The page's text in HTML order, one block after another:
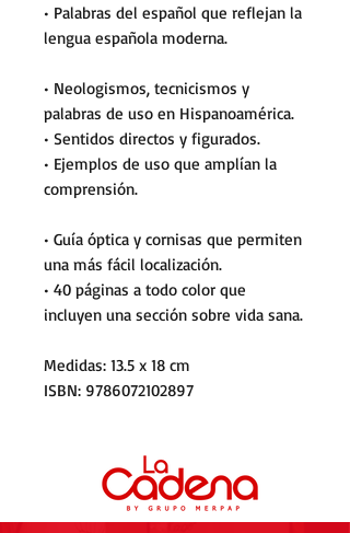
• Palabras del español que reflejan la
lengua española moderna.
• Neologismos, tecnicismos y
palabras de uso en Hispanoamérica.
• Sentidos directos y figurados.
• Ejemplos de uso que amplían la
comprensión.
• Guía óptica y cornisas que permiten
una más fácil localización.
• 40 páginas a todo color que
incluyen una sección sobre vida sana.
Medidas: 13.5 x 18 cm
ISBN: 9786072102897